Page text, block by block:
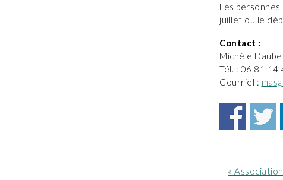
Les
juillet ou le
Contact :
Michèle
Tél. : 06 81 14
Courriel :
Article
«